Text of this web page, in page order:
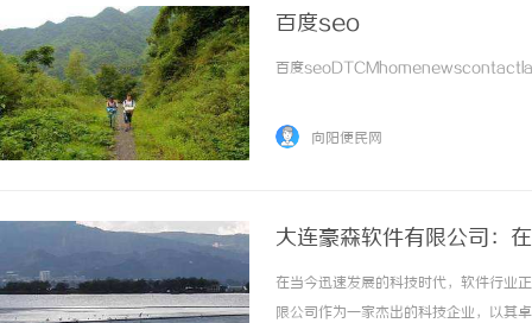
百度seo
百度
向阳便民网
大连豪森软件有限公司：
在当今迅速发展的科技时代，软件行业
限公司作为一家杰出的科技企业，以其